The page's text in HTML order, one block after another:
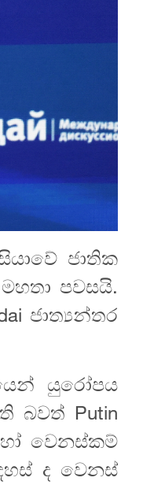
ජාතික
පවසයි.
ජාත්‍යන්තර
යුරෝපය
බවත් Putin
වෙනස්කම්
ද වෙනස්